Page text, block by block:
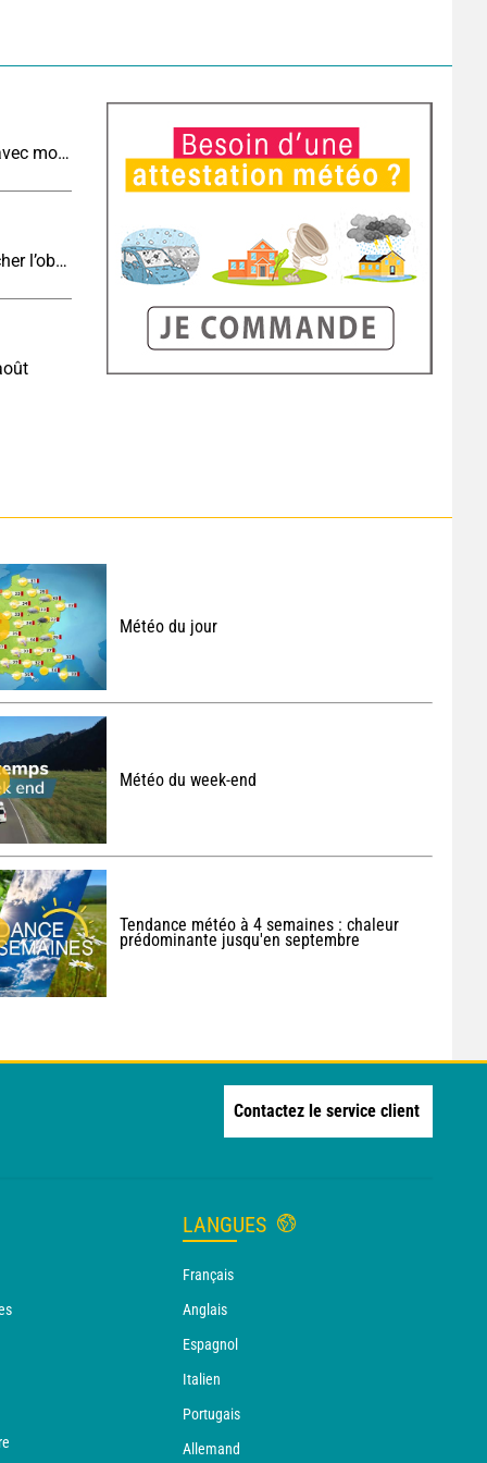
Météo de demain : un lundi toujours très chaud avec moins d'orages qu'aujourd'hui
Eclipse J-4 : le brouillard côtier du soir peut-il gâcher l’observation de l’éclipse à la plage ?
Météo du jour
Météo du week-end
Tendance météo à 4 semaines : chaleur
prédominante jusqu'en septembre
Contactez le service client
LANGUES
Français
Anglais
Espagnol
Italien
Portugais
Allemand